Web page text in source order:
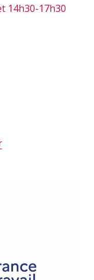
14h30-17h30